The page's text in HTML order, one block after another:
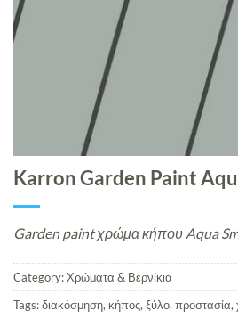
Karron Garden Paint
Garden paint χρώμα κήπου Aqua
Category:Χρώματα & Βερνίκια
Tags:διακόσμηση, κήπος, ξύλο, προστασία,